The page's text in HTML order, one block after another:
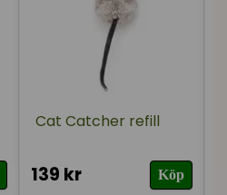
Cat Catcher refill
139 kr Köp